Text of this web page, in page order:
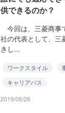
供できるのか？
今回は、三菱商事
社の代表として、三
きし...
ワークスタイル
キャリアパス
2019/06/26